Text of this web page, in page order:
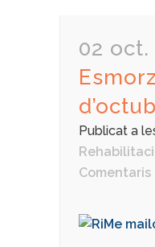
02 oct.
Publicat a
Comentaris